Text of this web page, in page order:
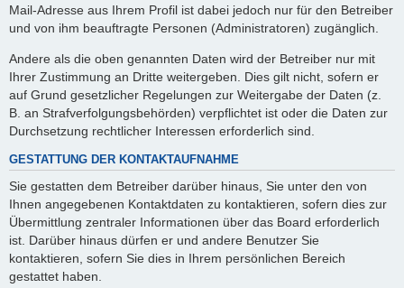
Mail-Adresse aus Ihrem Profil ist dabei jedoch nur für den Betreiber
und von ihm beauftragte Personen (Administratoren) zugänglich.
Andere als die oben genannten Daten wird der Betreiber nur mit
Ihrer Zustimmung an Dritte weitergeben. Dies gilt nicht, sofern er
auf Grund gesetzlicher Regelungen zur Weitergabe der Daten (z.
B. an Strafverfolgungsbehörden) verpflichtet ist oder die Daten zur
Durchsetzung rechtlicher Interessen erforderlich sind.
GESTATTUNG DER KONTAKTAUFNAHME
Sie gestatten dem Betreiber darüber hinaus, Sie unter den von
Ihnen angegebenen Kontaktdaten zu kontaktieren, sofern dies zur
Übermittlung zentraler Informationen über das Board erforderlich
ist. Darüber hinaus dürfen er und andere Benutzer Sie
kontaktieren, sofern Sie dies in Ihrem persönlichen Bereich
gestattet haben.